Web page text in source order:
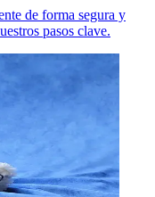
de forma segura y
pasos clave.